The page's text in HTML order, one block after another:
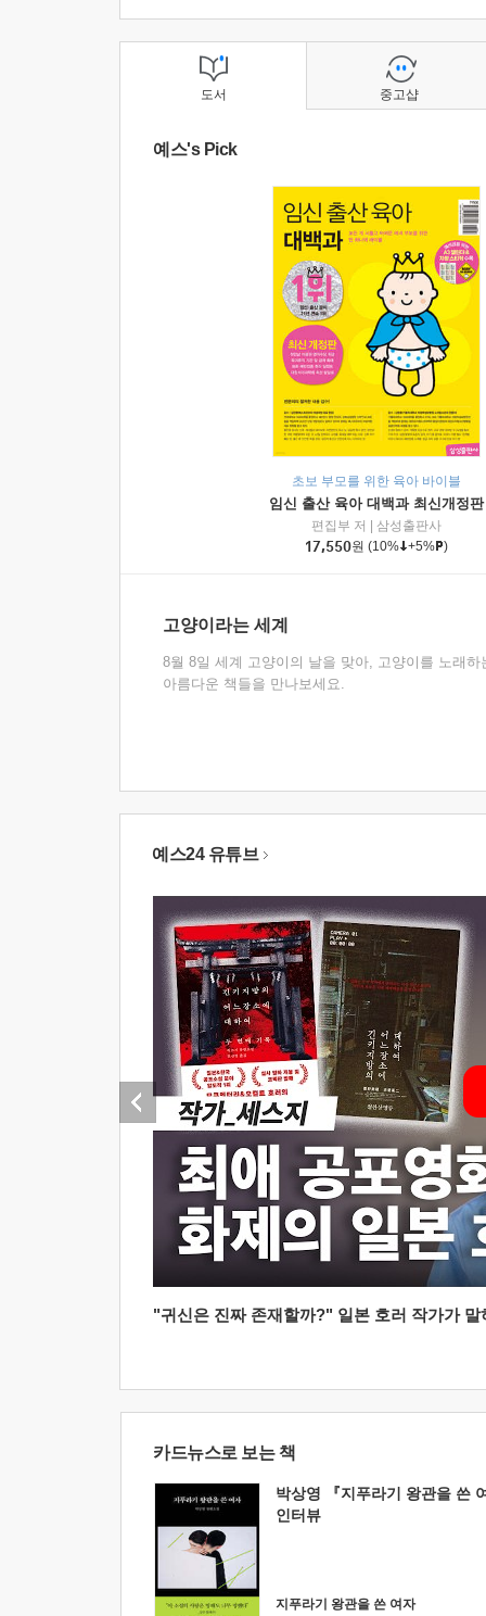
도서
예스's Pick
초보 부모를 위한 육아 바이블
임신 출산 육아 대백과 최신개정판
편집부 저
삼성출판사
17,550원 (10% +5% )
고양이라는 세계
8월 8일 세계 고양이의 날을 맞아, 고양이를 노래하
아름다운 책들을 만나보세요.
중고샵
예스24 유튜브
"귀신은 진짜 존재할까?" 일본 호러 작가가
카드뉴스로 보는 책
박상영 『지푸라기 왕관을 쓴
인터뷰
지푸라기 왕관을 쓴 여자